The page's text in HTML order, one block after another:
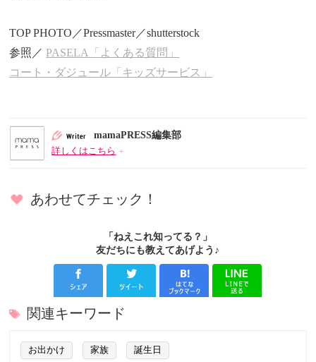
TOP PHOTO／Pressmaster／shutterstock
参照／ PASELA「よくある質問」
コート・ダジュール「キッズサービス」
mamaPRESS編集部
詳しくはこちら
あわせてチェック！
「ねえこれ知ってる？」
友だちにも教えてあげよう♪
関連キーワード
お出かけ 家族 誕生日